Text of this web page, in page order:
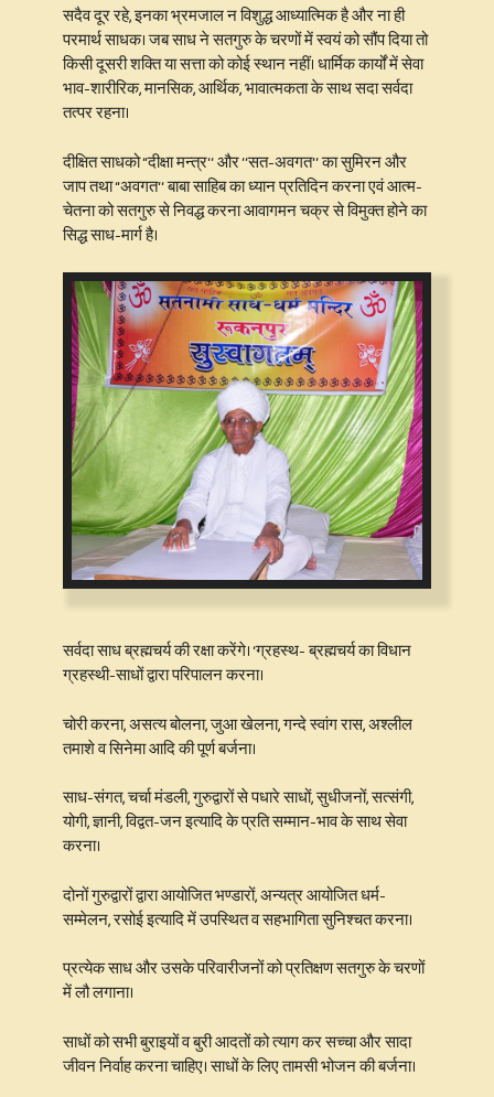
सदैव दूर रहे, इनका भ्रमजाल न विशुद्ध आध्यात्मिक है और ना ही
परमार्थ साधक। जब साध ने सतगुरु के चरणों में स्वयं को सौंप दिया तो
किसी दूसरी शक्ति या सत्ता को कोई स्थान नहीं। धार्मिक कार्यों में सेवा
भाव-शारीरिक, मानसिक, आर्थिक, भावात्मकता के साथ सदा सर्वदा
तत्पर रहना।
दीक्षित साधको “दीक्षा मन्त्र‘‘ और ‘‘सत-अवगत‘‘ का सुमिरन और
जाप तथा “अवगत‘‘ बाबा साहिब का ध्यान प्रतिदिन करना एवं आत्म-
चेतना को सतगुरु से निवद्ध करना आवागमन चक्र से विमुक्त होने का
सिद्ध साध-मार्ग है।
सर्वदा साध ब्रह्मचर्य की रक्षा करेंगे। ‘ग्रहस्थ- ब्रह्मचर्य का विधान
ग्रहस्थी-साधों द्वारा परिपालन करना।
चोरी करना, असत्य बोलना, जुआ खेलना, गन्दे स्वांग रास, अश्लील
तमाशे व सिनेमा आदि की पूर्ण बर्जना।
साध-संगत, चर्चा मंडली, गुरुद्वारों से पधारे साधों, सुधीजनों, सत्संगी,
योगी, ज्ञानी, विद्वत-जन इत्यादि के प्रति सम्मान-भाव के साथ सेवा
करना।
दोनों गुरुद्वारों द्वारा आयोजित भण्डारों, अन्यत्र आयोजित धर्म-
सम्मेलन, रसोई इत्यादि में उपस्थित व सहभागिता सुनिश्चत करना।
प्रत्येक साध और उसके परिवारीजनों को प्रतिक्षण सतगुरु के चरणों
में लौ लगाना।
साधों को सभी बुराइयों व बुरी आदतों को त्याग कर सच्चा और सादा
जीवन निर्वाह करना चाहिए। साधों के लिए तामसी भोजन की बर्जना।